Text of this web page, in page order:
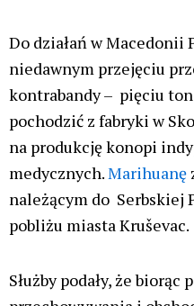
również
skontaktowałem
Celną w sprawie
marihuany, które
-napisał Zaev na
29 stycznia serbska